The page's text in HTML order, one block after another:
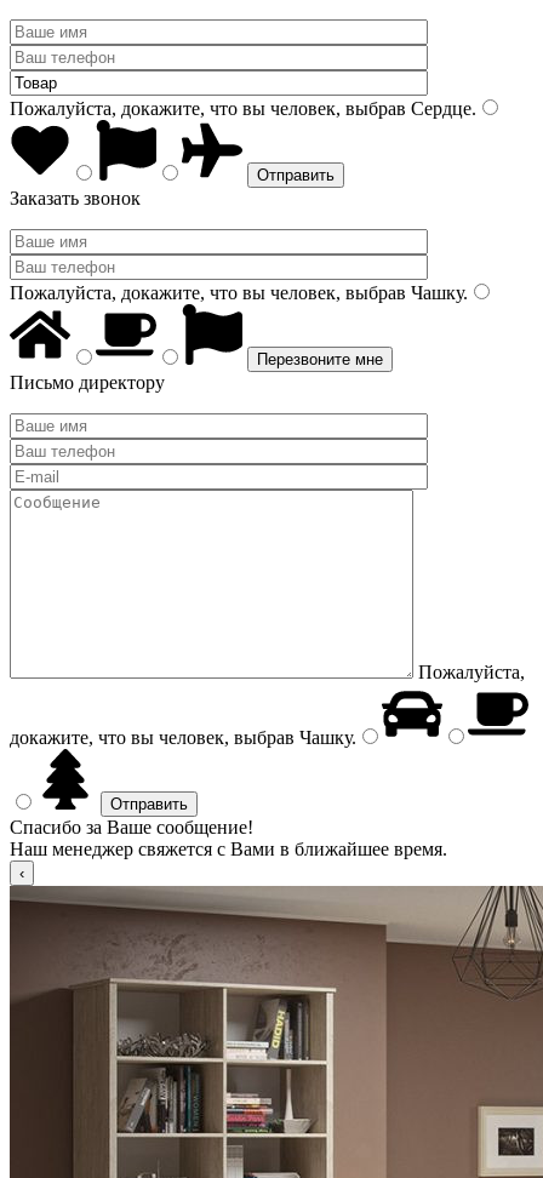
Пожалуйста, докажите, что вы человек, выбрав Сердце.
Заказать звонок
Пожалуйста, докажите, что вы человек, выбрав Чашку.
Письмо директору
Пожалуйста,
докажите, что вы человек, выбрав Чашку.
Спасибо за Ваше сообщение!
Наш менеджер свяжется с Вами в ближайшее время.